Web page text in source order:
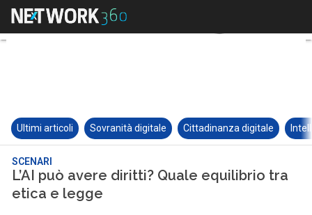
Ultimi articoli Sovranità digitale Cittadinanza digitale
SCENARI
L’AI può avere diritti? Quale equilibrio tra
etica e legge